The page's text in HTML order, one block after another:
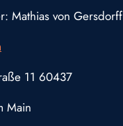
Mathias von Gersdorff
11 60437
Main